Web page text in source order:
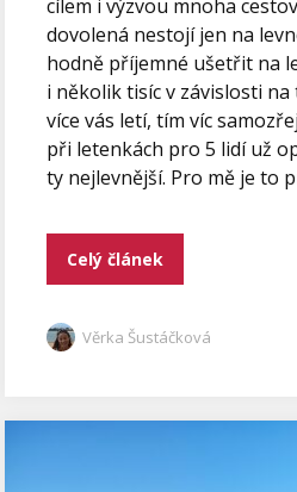
cílem i výzvou mnoha
dovolená nestojí jen na
hodně příjemné ušetřit na
i několik tisíc v závislosti na
více vás letí, tím víc
při letenkách pro 5 lidí už
ty nejlevnější. Pro mě je to
Celý článek
Věrka Šustáčková